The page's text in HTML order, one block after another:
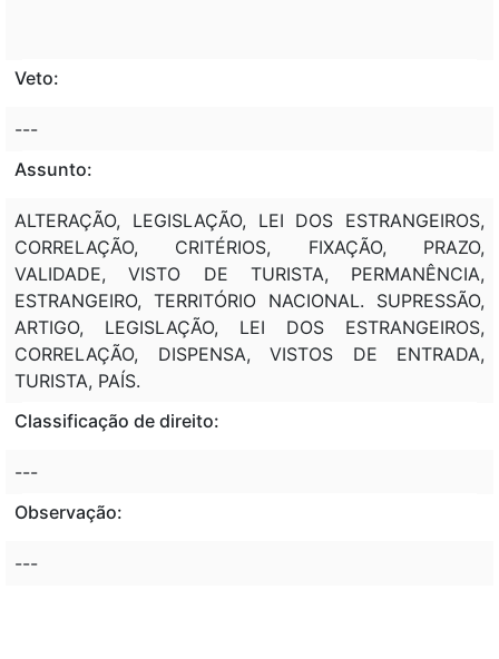
Veto:
---
Assunto:
ALTERAÇÃO, LEGISLAÇÃO, LEI DOS ESTRANGEIROS,
CORRELAÇÃO, CRITÉRIOS, FIXAÇÃO, PRAZO,
VALIDADE, VISTO DE TURISTA, PERMANÊNCIA,
ESTRANGEIRO, TERRITÓRIO NACIONAL. SUPRESSÃO,
ARTIGO, LEGISLAÇÃO, LEI DOS ESTRANGEIROS,
CORRELAÇÃO, DISPENSA, VISTOS DE ENTRADA,
TURISTA, PAÍS.
Classificação de direito:
---
Observação:
---